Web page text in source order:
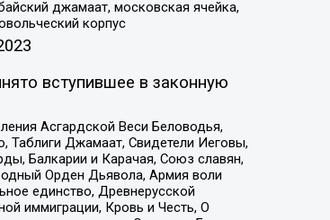
джамаат, московская ячейка,
корпус
вступившее в законную
Асгардской Веси Беловодья,
Таблиги Джамаат, Свидетели Иеговы,
Балкарии и Карачая, Союз славян,
Орден Дьявола, Армия воли
единство, Древнерусской
иммиграции, Кровь и Честь, О